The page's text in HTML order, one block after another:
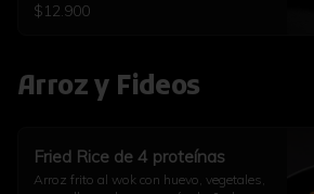
$12.900
Arroz y Fideos
Fried Rice de 4 proteínas
Arroz frito al wok con huevo, vegetales,